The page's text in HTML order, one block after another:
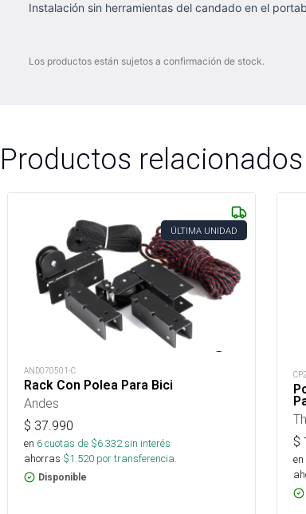
Instalación sin herramientas del candado en el
Los productos están sujetos a confirmación de stock.
Productos relacionados
ÚLTIMA UNIDAD
AND070501-C
Rack Con Polea Para Bici
Andes
$ 37.990
en 6cuotas de $6.332sin interés
ahorras $1.520 por transferencia.
Disponible
$
en